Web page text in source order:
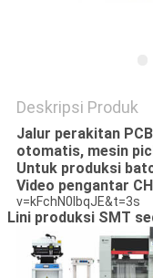
Deskripsi Produk
Jalur perakitan
otomatis, mesin
Untuk produksi
Video pengantar
v=kFchN0IbqJE&t=3s
Lini produksi SMT